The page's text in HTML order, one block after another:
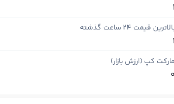
1
قیمت ۲۴ ساعت گذشته
1
مارکت کپ (ارزش بازار)
0